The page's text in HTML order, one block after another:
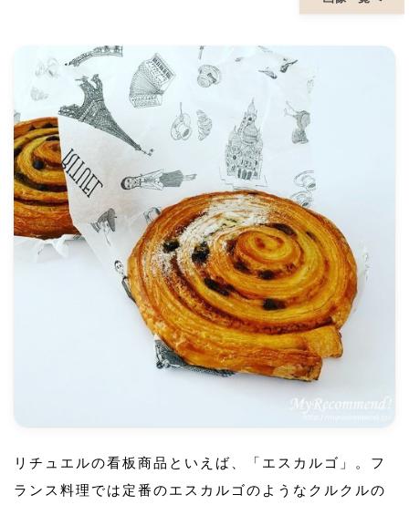
リチュエルの看板商品といえば、「エスカルゴ」。フ
ランス料理では定番のエスカルゴのようなクルクルの